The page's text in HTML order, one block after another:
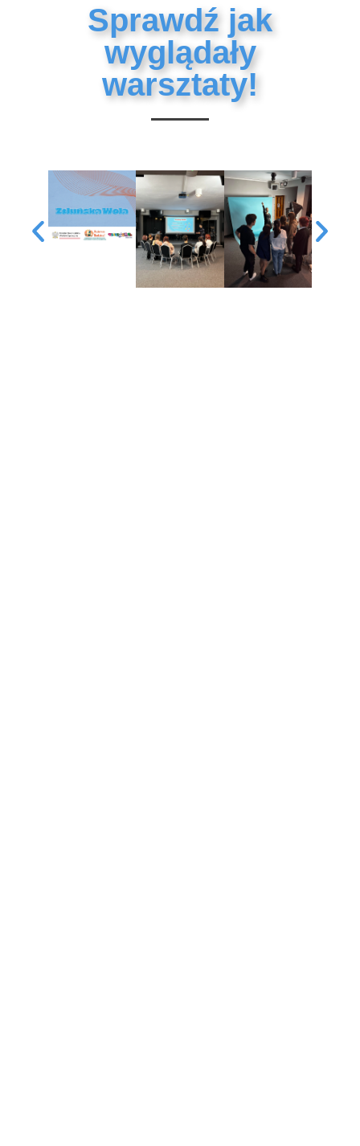
Sprawdź jak
wyglądały
warsztaty!